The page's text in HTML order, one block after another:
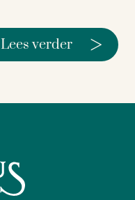
Lees verder >